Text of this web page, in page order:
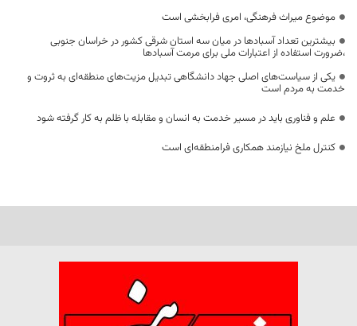
موضوع میراث فرهنگی، امری فرابخشی است
بیشترین تعداد آسبادها در میان سه استان شرقی کشور در خراسان جنوبی
،ضرورت استفاده از اعتبارات ملی برای مرمت آسبادها
یکی از سیاست‌های اصلی جهاد دانشگاهی تبدیل مزیت‌های منطقه‌ای به ثروت و
خدمت به مردم است
علم و فناوری باید در مسیر خدمت به انسان و مقابله با ظلم به کار گرفته شود
کنترل ملخ نیازمند همکاری فرامنطقه‌ای است